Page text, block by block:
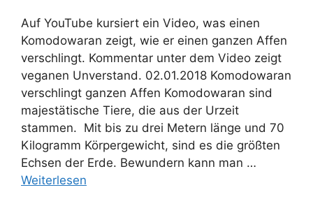
Auf YouTube kursiert ein Video, was einen
Komodowaran zeigt, wie er einen ganzen Affen
verschlingt. Kommentar unter dem Video zeigt
veganen Unverstand. 02.01.2018 Komodowaran
verschlingt ganzen Affen Komodowaran sind
majestätische Tiere, die aus der Urzeit
stammen. Mit bis zu drei Metern länge und 70
Kilogramm Körpergewicht, sind es die größten
Echsen der Erde. Bewundern kann man …
Weiterlesen